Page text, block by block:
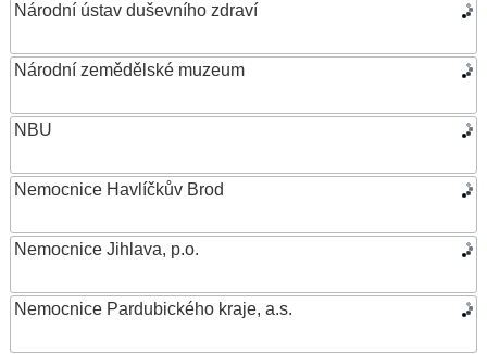
Národní ústav duševního zdraví
Národní zemědělské muzeum
NBU
Nemocnice Havlíčkův Brod
Nemocnice Jihlava, p.o.
Nemocnice Pardubického kraje, a.s.